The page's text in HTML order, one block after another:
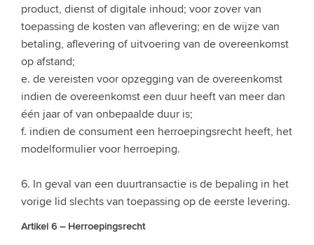
product, dienst of digitale inhoud; voor zover van
toepassing de kosten van aflevering; en de wijze van
betaling, aflevering of uitvoering van de overeenkomst
op afstand;
e. de vereisten voor opzegging van de overeenkomst
indien de overeenkomst een duur heeft van meer dan
één jaar of van onbepaalde duur is;
f. indien de consument een herroepingsrecht heeft, het
modelformulier voor herroeping.
6. In geval van een duurtransactie is de bepaling in het
vorige lid slechts van toepassing op de eerste levering.
Artikel 6 – Herroepingsrecht